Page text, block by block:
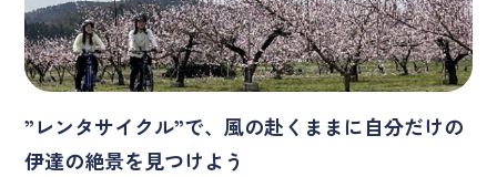
”レンタサイクル”で、風の赴くままに自分だけの
伊達の絶景を見つけよう